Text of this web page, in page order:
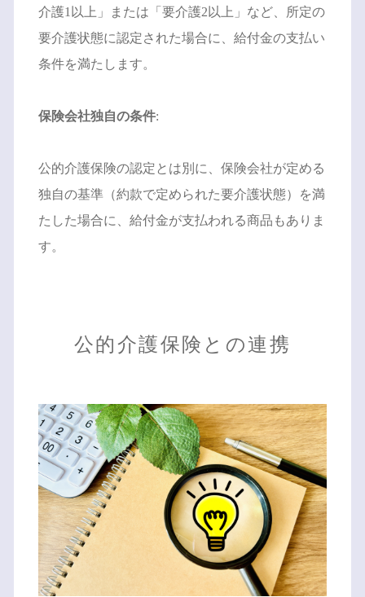
介護1以上」または「要介護2以上」など、所定の
要介護状態に認定された場合に、給付金の支払い
条件を満たします。
保険会社独自の条件:
公的介護保険の認定とは別に、保険会社が定める
独自の基準（約款で定められた要介護状態）を満
たした場合に、給付金が支払われる商品もありま
す。
公的介護保険との連携